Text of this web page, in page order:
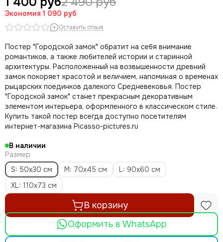
Экономия 1 090 руб
Оставить отзыв
Постер "Городской замок" обратит на себя внимание
романтиков, а также любителей истории и старинной
архитектуры. Расположенный на возвышенности древний
замок покоряет красотой и величием, напоминая о временах
рыцарских поединков далекого Средневековья. Постер
"Городской замок" станет прекрасным декоративным
элементом интерьера, оформленного в классическом стиле.
Купить такой постер всегда доступно посетителям
интернет-магазина Picasso-pictures.ru
В наличии
Размер
S: 50х30 см
M: 70х45 см
L: 90х60 см
XL: 110х73 см
В корзину
Оформить в WhatsApp